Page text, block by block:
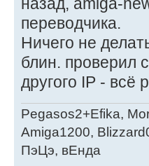
переводчика.
Ничего не
блин. проверил
другого IP - всё
Pegasos2+Efika,
Amiga1200,
ПэЦэ, вЕнда